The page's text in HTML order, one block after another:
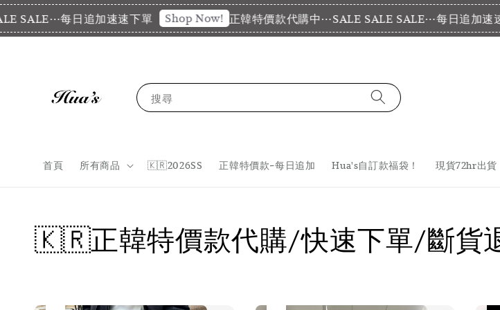
每日追加速速下單 Shop Now! 正韓特價款代購中⋯SALE SALE SALE⋯每日追加速速下單
搜尋
首頁 所有商品 🇰🇷2026SS 正韓特價款-每日追加 Hua's自訂款福袋！ 現貨72hr出貨
🇰🇷正韓特價款代購/快速下單/斷貨